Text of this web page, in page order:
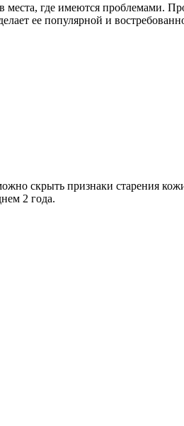
где имеются проблемами.
ее популярной и
скрыть признаки старения
2 года.